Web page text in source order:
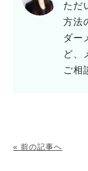
ただ
方法
ダー
ど、
ご相
« 前の記事へ